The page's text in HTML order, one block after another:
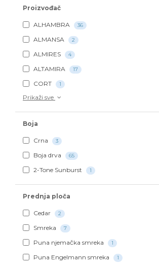
Proizvođač
ALHAMBRA 36
ALMANSA 2
ALMIRES 4
ALTAMIRA 17
CORT 1
Prikaži sve
Boja
Crna 3
Boja drva 65
2-Tone Sunburst 1
Prednja ploča
Cedar 2
Smreka 7
Puna njemačka smreka 1
Puna Engelmann smreka 1